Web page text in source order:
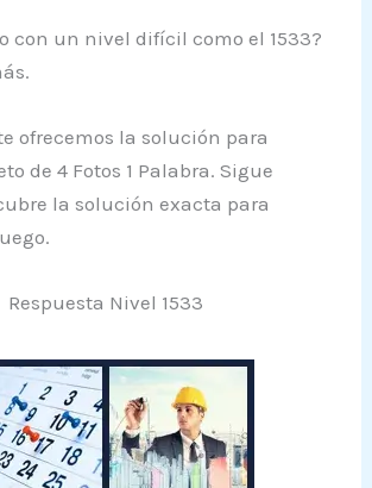
con un nivel difícil como el 1533?
ofrecemos la solución para
de 4 Fotos 1 Palabra. Sigue
la solución exacta para
Respuesta Nivel 1533